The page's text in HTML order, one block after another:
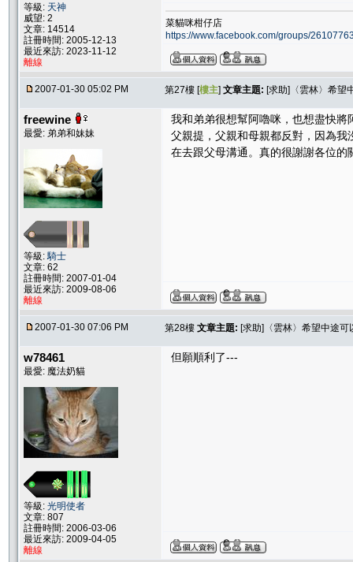
等級: 天神
威望: 2
文章: 14514
註冊時間: 2005-12-13
最近來訪: 2023-11-12
離線
菜貓咪柑仔店
https://www.facebook.com/groups/
2007-01-30 05:02 PM 第27樓 [樓主] 文章主題: [求助]〈雲林〉希望
freewine
最愛: 弟弟和妹妹
等級:騎士
文章: 62
註冊時間: 2007-01-04
最近來訪: 2009-08-06
離線
我和弟弟很想幫阿嚕咪，也想盡快
父親提，父親和母親都反對，因為
在去跟父母溝通。真的很謝謝各位的
2007-01-30 07:06 PM 第28樓 文章主題: [求助]〈雲林〉希望中途
w78461
最愛: 魔法奶貓
等級: 光明使者
文章: 807
註冊時間: 2006-03-06
最近來訪: 2009-04-05
離線
但願順利了---